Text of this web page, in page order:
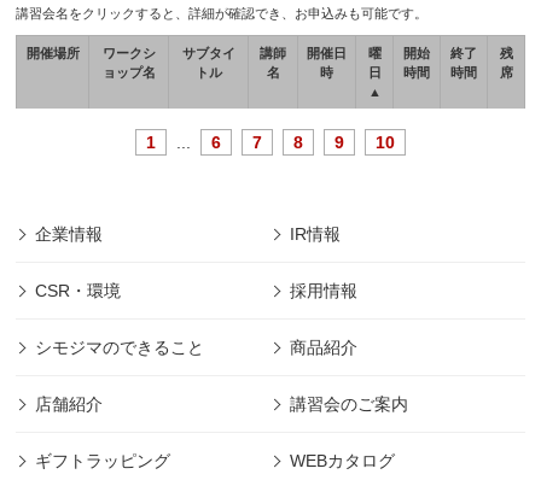
講習会名をクリックすると、詳細が確認でき、お申込みも可能です。
開催場所
ワークシ
ョップ名
サブタイ
トル
講師
名
開催日
時
曜
日
▲
開始
時間
終了
時間
残
席
1 6 7 8 9 10
企業情報 IR情報
CSR・環境 採用情報
シモジマのできること 商品紹介
店舗紹介 講習会のご案内
ギフトラッピング WEBカタログ